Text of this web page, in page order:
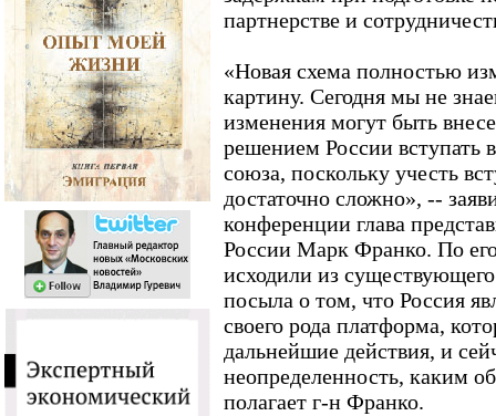
партнерстве и
«Новая схема полностью
картину. Сегодня мы не
изменения могут быть
решением России
союза, поскольку учесть
достаточно сложно», --
конференции глава
России Марк Франко. По
исходили из
посыла о том, что Россия
своего рода платформа,
дальнейшие действия, и
неопределенность, каким
полагает г-н Франко.